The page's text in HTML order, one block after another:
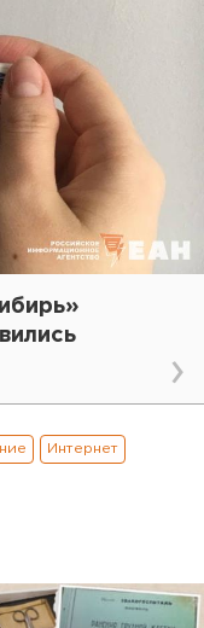
Интернет